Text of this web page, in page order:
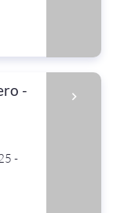
-
-